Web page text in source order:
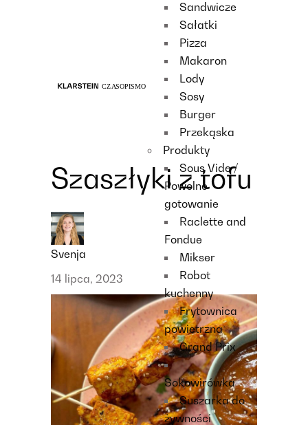
Sandwicze
Sałatki
Pizza
Makaron
Lody
Sosy
Burger
Przekąska
Produkty
Sous Vide /
Powolne
gotowanie
Raclette and
Fondue
Mikser
Robot
kuchenny
Frytownica
powietrzna
Grand Prix
Sokowirówka
Suszarka do
żywności
Szaszłyki z tofu
Svenja
14 lipca, 2023